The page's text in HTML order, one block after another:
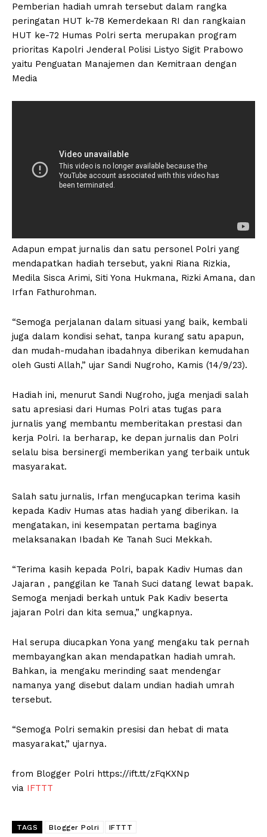
Pemberian hadiah umrah tersebut dalam rangka
peringatan HUT k-78 Kemerdekaan RI dan rangkaian
HUT ke-72 Humas Polri serta merupakan program
prioritas Kapolri Jenderal Polisi Listyo Sigit Prabowo
yaitu Penguatan Manajemen dan Kemitraan dengan
Media
Adapun empat jurnalis dan satu personel Polri yang
mendapatkan hadiah tersebut, yakni Riana Rizkia,
Medila Sisca Arimi, Siti Yona Hukmana, Rizki Amana, dan
Irfan Fathurohman.
“Semoga perjalanan dalam situasi yang baik, kembali
juga dalam kondisi sehat, tanpa kurang satu apapun,
dan mudah-mudahan ibadahnya diberikan kemudahan
oleh Gusti Allah,” ujar Sandi Nugroho, Kamis (14/9/23).
Hadiah ini, menurut Sandi Nugroho, juga menjadi salah
satu apresiasi dari Humas Polri atas tugas para
jurnalis yang membantu memberitakan prestasi dan
kerja Polri. Ia berharap, ke depan jurnalis dan Polri
selalu bisa bersinergi memberikan yang terbaik untuk
masyarakat.
Salah satu jurnalis, Irfan mengucapkan terima kasih
kepada Kadiv Humas atas hadiah yang diberikan. Ia
mengatakan, ini kesempatan pertama baginya
melaksanakan Ibadah Ke Tanah Suci Mekkah.
“Terima kasih kepada Polri, bapak Kadiv Humas dan
Jajaran , panggilan ke Tanah Suci datang lewat bapak.
Semoga menjadi berkah untuk Pak Kadiv beserta
jajaran Polri dan kita semua,” ungkapnya.
Hal serupa diucapkan Yona yang mengaku tak pernah
membayangkan akan mendapatkan hadiah umrah.
Bahkan, ia mengaku merinding saat mendengar
namanya yang disebut dalam undian hadiah umrah
tersebut.
“Semoga Polri semakin presisi dan hebat di mata
masyarakat,” ujarnya.
from Blogger Polri https://ift.tt/zFqKXNp
via IFTTT
TAGS Blogger Polri IFTTT